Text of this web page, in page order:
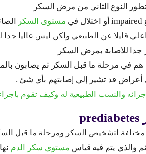
النوع الثاني من مرض السكر
مستوى السكر
قليلا عن الطبيعي ولكن ليس عاليا
للاصابة بمرض السكر
أعراض قد تشير إلي إصابتهم بأي شئ .
والنسب الطبيعية له وكيف تقوم
لتشخيص السكر ومرحلة ما قبل
والذي يتم فيه قياس مستوي سكر الدم